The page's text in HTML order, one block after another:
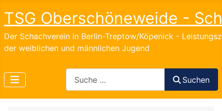
TSG Oberschöneweide -
Der Schachverein in Berlin-Treptow/Köpenick -
der weiblichen und männlichen Jugend
Suchen